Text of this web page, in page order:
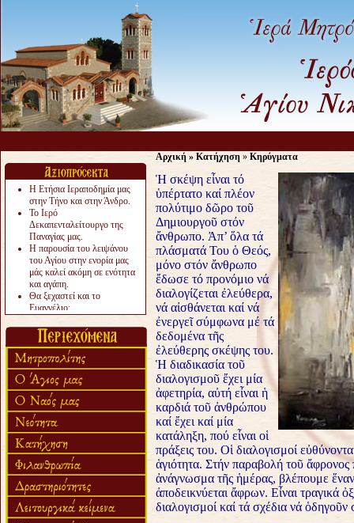
Η Ετήσια Ιεραποδημία μας
στην Τήνο και στην Άνδρο.
Το Ιερό
Δεκαπενταλείτουργο της
Παναγίας μας.
Η παρουσία του λειψάνου
του Αγίου στην ενορία μας
μάς καλεί ακόμη σε ενότητα
και αγάπη.
Θα ξεχαστεί και το
Ευαγγέλιο;
«πολύ αργά».
Ζητείται....
Αρχική » Κατήχηση » Κηρύγματα
Ἡ σκέψη εἶναι τό
ὑπέρτατο καί πλέον
πολύτιμο δῶρο τοῦ
Δημιουργοῦ στόν
ἄνθρωπο. Ἀπ’ ὅλα τά
πλάσματά Του ὁ Θεός,
μόνο στόν ἄνθρωπο
ἔδωσε τό προνόμιο νά
διαλογίζεται ἐλεύθερα,
νά αἰσθάνεται καί νά
ἐνεργεῖ σύμφωνα μέ τά
δεδομένα τῆς
ἐλεύθερης σκέψης του.
Ἡ διαδικασία τοῦ
διαλογισμοῦ ἔχει μία
ἀφετηρία, αὐτή εἶναι ἡ
καρδιά τοῦ ἀνθρώπου
καί ἔχει καί μία
κατάληξη, πού εἶναι οἱ
πράξεις του. Οἱ διαλογισμοί
ἁγιότητα. Στήν παραβολή τοῦ
ἀνάγνωσμα τῆς ἡμέρας, βλέπουμε
ἀποδεικνύεται ἄφρων. Εἶναι τραγικά
διαλογισμοί καί τά σχέδια νά